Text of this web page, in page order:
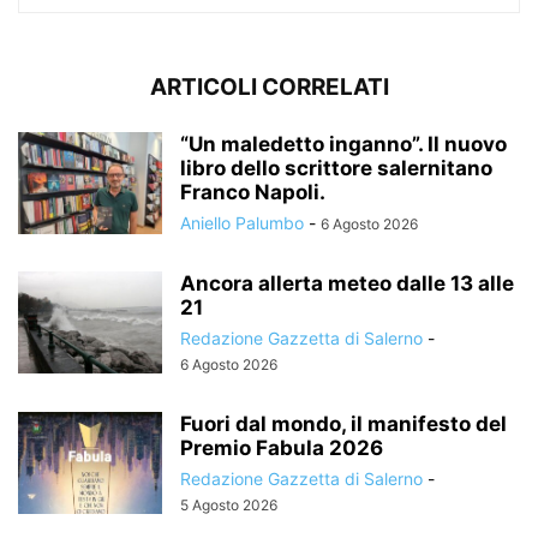
ARTICOLI CORRELATI
“Un maledetto inganno”. Il nuovo
libro dello scrittore salernitano
Franco Napoli.
Aniello Palumbo - 6 Agosto 2026
Ancora allerta meteo dalle 13 alle
21
Redazione Gazzetta di Salerno -
6 Agosto 2026
Fuori dal mondo, il manifesto del
Premio Fabula 2026
Redazione Gazzetta di Salerno -
5 Agosto 2026